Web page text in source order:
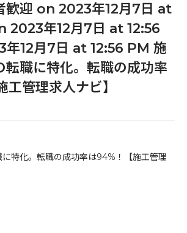
歓迎 on 2023年12月7日 at
2023年12月7日 at 12:56
12月7日 at 12:56 PM 施
転職に特化。転職の成功率
管理求人ナビ】
特化。転職の成功率は94%！【施工管理